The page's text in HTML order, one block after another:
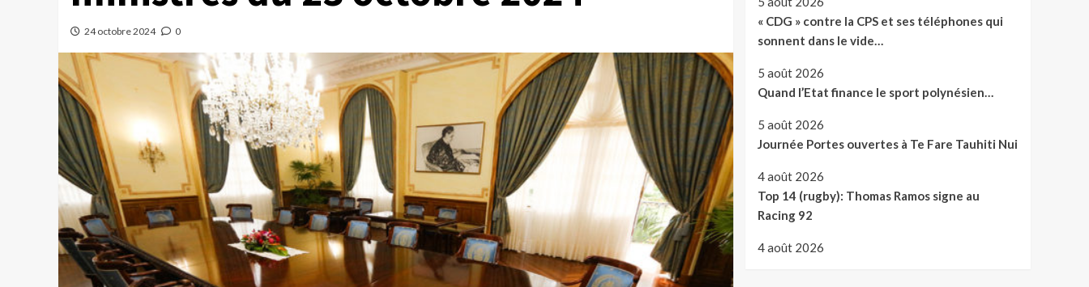
24 octobre 2024 0
« CDG » contre la CPS et ses téléphones qui
sonnent dans le vide…
5 août 2026
Quand l’Etat finance le sport polynésien…
5 août 2026
Journée Portes ouvertes à Te Fare Tauhiti Nui
4 août 2026
Top 14 (rugby): Thomas Ramos signe au
Racing 92
4 août 2026